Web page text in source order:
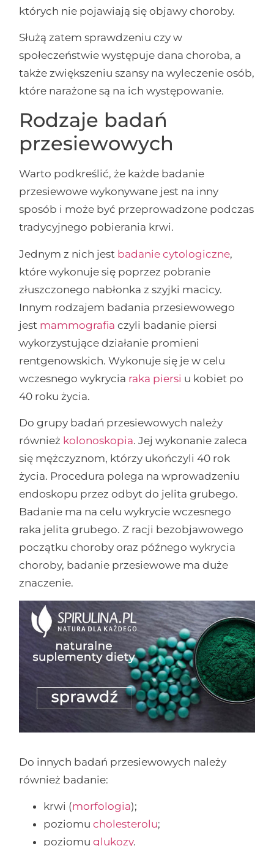
których nie pojawiają się objawy choroby.
Służą zatem sprawdzeniu czy w
społeczeństwie występuje dana choroba, a
także zwiększeniu szansy na wyleczenie osób,
które narażone są na ich występowanie.
Rodzaje badań
przesiewowych
Warto podkreślić, że każde badanie
przesiewowe wykonywane jest na inny
sposób i może być przeprowadzone podczas
tradycyjnego pobierania krwi.
Jednym z nich jest badanie cytologiczne,
które wykonuje się poprzez pobranie
złuszczonego nabłonka z szyjki macicy.
Innym rodzajem badania przesiewowego
jest mammografia czyli badanie piersi
wykorzystujące działanie promieni
rentgenowskich. Wykonuje się je w celu
wczesnego wykrycia raka piersi u kobiet po
40 roku życia.
Do grupy badań przesiewowych należy
również kolonoskopia. Jej wykonanie zaleca
się mężczyznom, którzy ukończyli 40 rok
życia. Procedura polega na wprowadzeniu
endoskopu przez odbyt do jelita grubego.
Badanie ma na celu wykrycie wczesnego
raka jelita grubego. Z racji bezobjawowego
początku choroby oraz późnego wykrycia
choroby, badanie przesiewowe ma duże
znaczenie.
Do innych badań przesiewowych należy
również badanie:
krwi (morfologia);
poziomucholesterolu;
poziomuglukozy.